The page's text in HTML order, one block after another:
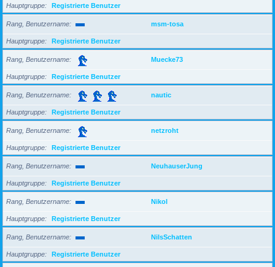
Hauptgruppe Registrierte Benutzer
Rang, Benutzername msm-tosa
Hauptgruppe Registrierte Benutzer
Rang, Benutzername Muecke73
Hauptgruppe Registrierte Benutzer
Rang, Benutzername nautic
Hauptgruppe Registrierte Benutzer
Rang, Benutzername netzroht
Hauptgruppe Registrierte Benutzer
Rang, Benutzername NeuhauserJung
Hauptgruppe Registrierte Benutzer
Rang, Benutzername Nikol
Hauptgruppe Registrierte Benutzer
Rang, Benutzername NilsSchatten
Hauptgruppe Registrierte Benutzer